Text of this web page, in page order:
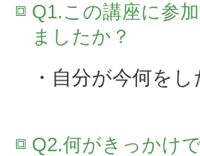
Q1.この講座に参
ましたか？
・自分が今何を
Q2.何がきっかけ